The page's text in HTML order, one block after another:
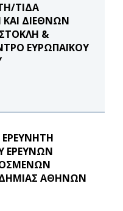
ΤΙΔΑ
ΔΙΕΘΝΩΝ
&
ΕΥΡΩΠΑΪΚΟΥ
ΕΡΕΥΝΩΝ
ΑΘΗΝΩΝ